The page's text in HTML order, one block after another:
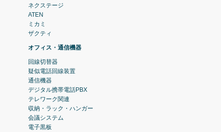
ネクステージ
ATEN
ミカミ
ザクティ
オフィス・通信機器
回線切替器
疑似電話回線装置
通信機器
デジタル携帯電話PBX
テレワーク関連
収納・ラック・ハンガー
会議システム
電子黒板